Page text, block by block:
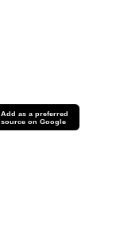
Add as a preferred
source on Google